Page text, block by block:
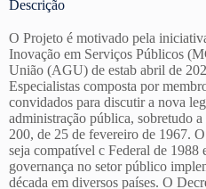
Descrição
O Projeto é motivado pela
Inovação em Serviços Públicos
União (AGU) de estab abril de
Especialistas composta por
convidados para discutir a nova
administração pública, sobretudo
200, de 25 de fevereiro de 1967.
seja compatível c Federal de 1988
governança no setor público
década em diversos países. O